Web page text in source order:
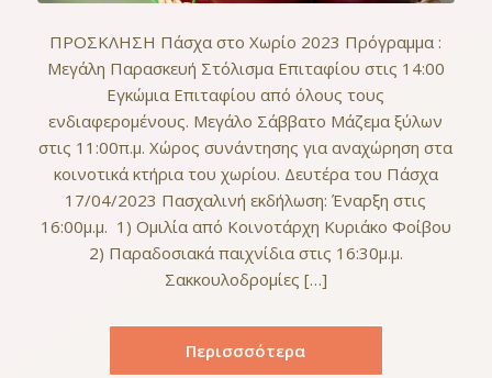
ΠΡΟΣΚΛΗΣΗ Πάσχα στο Χωρίο 2023 Πρόγραμμα :
Μεγάλη Παρασκευή Στόλισμα Επιταφίου στις 14:00
Εγκώμια Επιταφίου από όλους τους
ενδιαφερομένους. Μεγάλο Σάββατο Μάζεμα ξύλων
στις 11:00π.μ. Χώρος συνάντησης για αναχώρηση στα
κοινοτικά κτήρια του χωρίου. Δευτέρα του Πάσχα
17/04/2023 Πασχαλινή εκδήλωση: Έναρξη στις
16:00μ.μ. 1) Ομιλία από Κοινοτάρχη Κυριάκο Φοίβου
2) Παραδοσιακά παιχνίδια στις 16:30μ.μ.
Σακκουλοδρομίες […]
Περισσσότερα